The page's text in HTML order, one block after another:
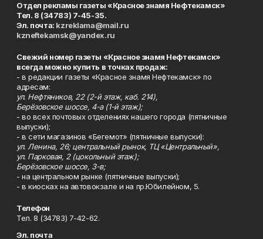
Отдел рекламы газеты «Красное знамя Нефтекамск»
Тел. 8 (34783) 7-45-35.
Эл. почта: kzreklama@mail.ru
kzneftekamsk@yandex.ru
Свежий номер газеты «Красное знамя Нефтекамск»
всегда можно купить в точках продаж:
- в редакции газеты «Красное знамя Нефтекамск» по
адресам:
ул. Нефтяников, 22 (2-й этаж, каб. 214),
Берёзовское шоссе, 4-а (1-й этаж);
- во всех почтовых отделениях нашего города (пятничные
выпуски);
- в сети магазинов «Бегемот» (пятничные выпуски):
ул. Ленина, 26; центральный рынок, ТЦ «Центральный»,
ул. Парковая, 2 (цокольный этаж);
Берёзовское шоссе, 3-в;
- на центральном рынке (пятничные выпуски);
- в киосках на автовокзале и на пр.Юбилейном, 5.
Телефон
Тел. 8 (34783) 7-42-62.
Эл. почта